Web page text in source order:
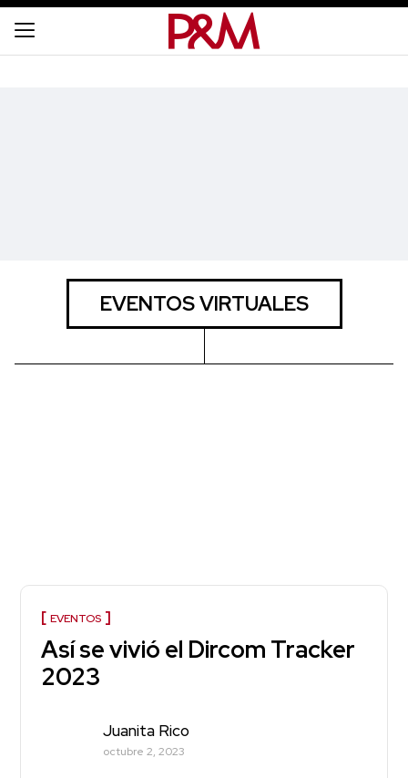
EVENTOS VIRTUALES
EVENTOS
Así se vivió el Dircom Tracker
2023
Juanita Rico
octubre 2, 2023